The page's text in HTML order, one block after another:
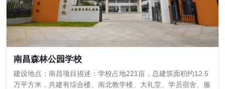
南昌森林公园学校
建设地点：南昌项目描述：学校占地221亩，总建筑面积约12.5
万平方米，共建有综合楼、南北教学楼、大礼堂、学员宿舍、服